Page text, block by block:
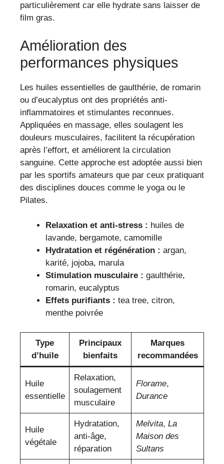
particulièrement car elle hydrate sans laisser de
film gras.
Amélioration des
performances physiques
Les huiles essentielles de gaulthérie, de romarin
ou d’eucalyptus ont des propriétés anti-
inflammatoires et stimulantes reconnues.
Appliquées en massage, elles soulagent les
douleurs musculaires, facilitent la récupération
après l’effort, et améliorent la circulation
sanguine. Cette approche est adoptée aussi bien
par les sportifs amateurs que par ceux pratiquant
des disciplines douces comme le yoga ou le
Pilates.
Relaxation et anti-stress : huiles de
lavande, bergamote, camomille
Hydratation et régénération : argan,
karité, jojoba, marula
Stimulation musculaire : gaulthérie,
romarin, eucalyptus
Effets purifiants : tea tree, citron,
menthe poivrée
Type
d’huile
Principaux
bienfaits
Marques
recommandées
Huile
essentielle
Relaxation,
soulagement
musculaire
Florame,
Durance
Huile
végétale
Hydratation,
anti-âge,
réparation
Melvita, La
Maison des
Sultans